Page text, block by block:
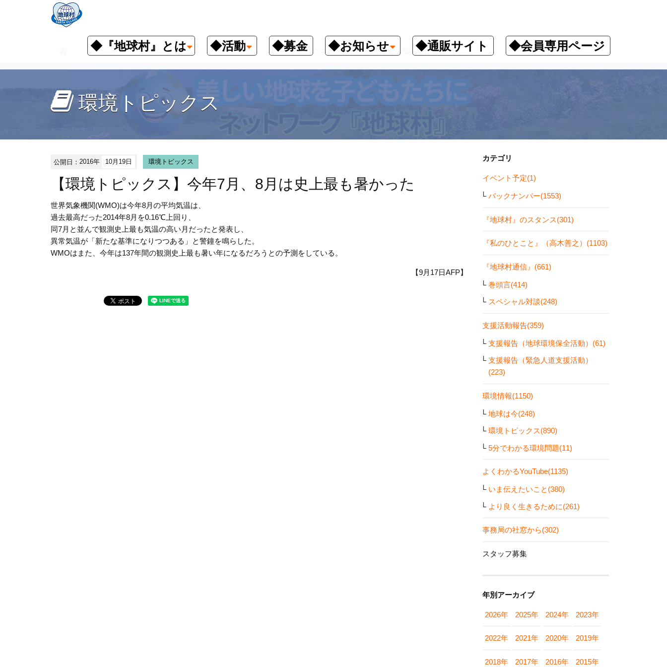
◆『地球村』とは ◆活動 ◆募金 ◆お知らせ ◆通販サイト ◆会員専用ページ
お知らせ 環境情報 環境トピックス 【環境トピックス】今年7月、8月は史上最も暑かった
環境トピックス
公開日：2016年 10月19日 環境トピックス
【環境トピックス】今年7月、8月は史上最も暑かった
世界気象機関(WMO)は今年8月の平均気温は、
過去最高だった2014年8月を0.16℃上回り、
同7月と並んで観測史上最も気温の高い月だったと発表し、
異常気温が「新たな基準になりつつある」と警鐘を鳴らした。
WMOはまた、今年は137年間の観測史上最も暑い年になるだろうとの予測をしている。
【9月17日AFP】
カテゴリ
イベント予定(1)
バックナンバー(1553)
『地球村』のスタンス(301)
『私のひとこと』（高木善之）(1103)
『地球村通信』(661)
巻頭言(414)
スペシャル対談(248)
支援活動報告(359)
支援報告（地球環境保全活動）(61)
支援報告（緊急人道支援活動）
(223)
環境情報(1150)
地球は今(248)
環境トピックス(890)
5分でわかる環境問題(11)
よくわかるYouTube(1135)
いま伝えたいこと(380)
より良く生きるために(261)
事務局の社窓から(302)
スタッフ募集
年別アーカイブ
2026年 2025年 2024年 2023年
2022年 2021年 2020年 2019年
2018年 2017年 2016年 2015年